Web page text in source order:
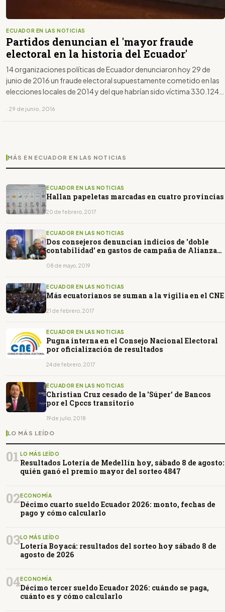
ECUADOR EN LAS NOTICIAS
Partidos denuncian el 'mayor fraude
electoral en la historia del Ecuador'
14 organizaciones políticas de Ecuador denunciaron hoy 29 de
junio de 2016 un fraude electoral supuestamente cometido en las
elecciones locales de 2014 y del que habrían sido víctima 330.124
Electoral (CNE), a pesar de que no sufragaron.
· 29 de junio, 2016
MÁS EN ECUADOR EN LAS NOTICIAS
ECUADOR EN LAS NOTICIAS
Hallan papeletas marcadas en cuatro provincias
20 de febrero, 2017
ECUADOR EN LAS NOTICIAS
Dos consejeros denuncian indicios de 'doble
contabilidad' en gastos de campaña de Alianza
08 de mayo, 2019
ECUADOR EN LAS NOTICIAS
Más ecuatorianos se suman a la vigilia en el CNE
21 de febrero, 2017
ECUADOR EN LAS NOTICIAS
Pugna interna en el Consejo Nacional Electoral
por oficialización de resultados
24 de febrero, 2017
ECUADOR EN LAS NOTICIAS
Christian Cruz cesado de la 'Súper' de Bancos
por el Cpccs transitorio
19 de julio, 2018
LO MÁS LEÍDO
01 LO MÁS LEÍDO
Resultados Lotería de Medellín hoy, sábado 8 de agosto:
quién ganó el premio mayor del sorteo 4847
02 ECONOMÍA
Décimo cuarto sueldo Ecuador 2026: monto, fechas de
pago y cómo calcularlo
03LO MÁS LEÍDO
Lotería Boyacá: resultados del sorteo hoy sábado 8 de
agosto de 2026
04ECONOMÍA
Décimo tercer sueldo Ecuador 2026: cuándo se paga,
cuánto es y cómo calcularlo